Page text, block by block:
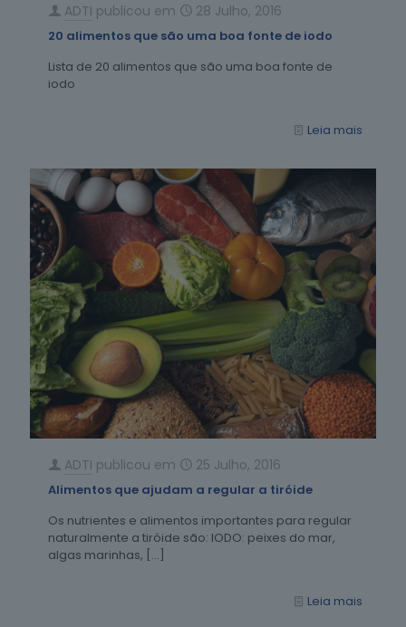
ADTI publicou em 28 Julho, 2016
20 alimentos que são uma boa fonte de iodo
Lista de 20 alimentos que são uma boa fonte de
iodo
Leia mais
ADTI publicou em 25 Julho, 2016
Alimentos que ajudam a regular a tiróide
Os nutrientes e alimentos importantes para regular
naturalmente a tiróide são: IODO: peixes do mar,
algas marinhas, […]
Leia mais